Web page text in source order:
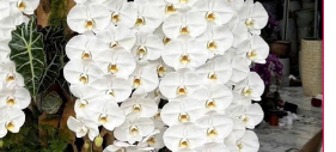
đặt hàng
chậu hoa lan hồ điệp đẹp và
phối ghép từ nhiều cây hoa
toàn thủ công nên có thể sẽ
giữa sản phẩm thực tế và